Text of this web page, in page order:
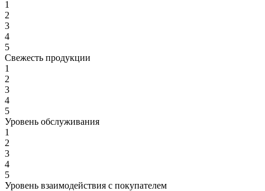
1
2
3
4
5
Свежесть продукции
1
2
3
4
5
Уровень обслуживания
1
2
3
4
5
Уровень взаимодействия с покупателем